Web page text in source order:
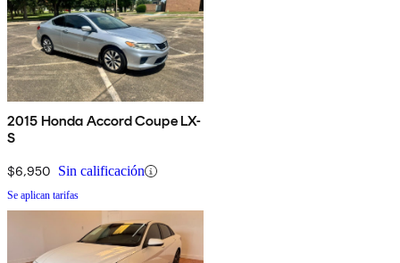
2015 Honda Accord Coupe LX-
S
$6,950 Sin calificación
Se aplican tarifas